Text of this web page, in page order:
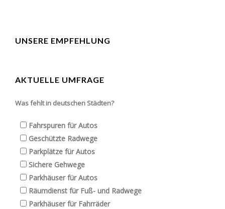
UNSERE EMPFEHLUNG
AKTUELLE UMFRAGE
Was fehlt in deutschen Städten?
Fahrspuren für Autos
Geschützte Radwege
Parkplätze für Autos
Sichere Gehwege
Parkhäuser für Autos
Räumdienst für Fuß- und Radwege
Parkhäuser für Fahrräder